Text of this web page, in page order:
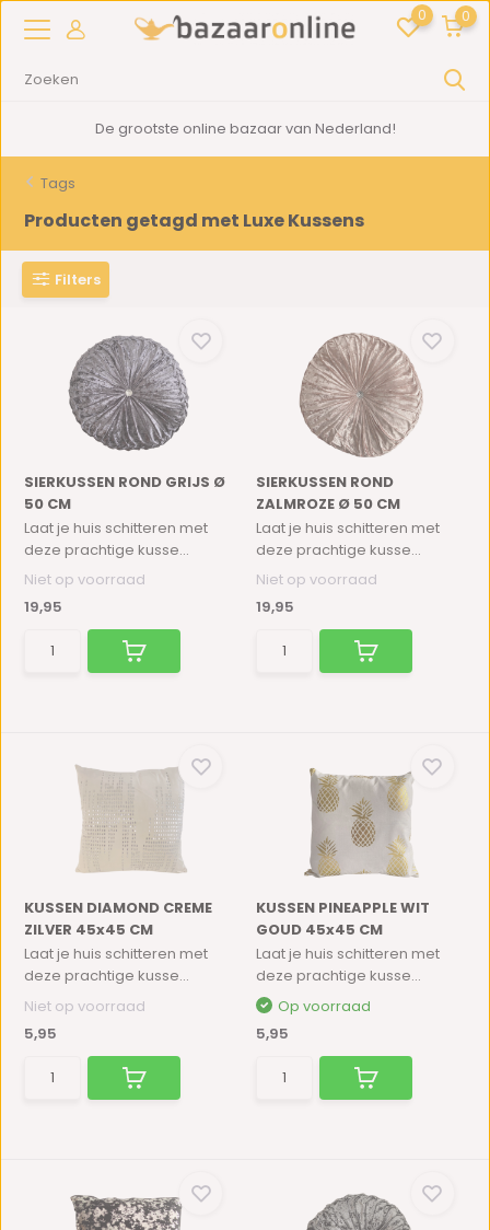
0 0
De grootste online bazaar van Nederland!
Tags
Producten getagd met Luxe Kussens
Filters
SIERKUSSEN ROND GRIJS Ø
50 CM
Laat je huis schitteren met
deze prachtige kusse...
Niet op voorraad
19,95
SIERKUSSEN ROND
ZALMROZE Ø 50 CM
Laat je huis schitteren met
deze prachtige kusse...
Niet op voorraad
19,95
KUSSEN DIAMOND CREME
ZILVER 45x45 CM
Laat je huis schitteren met
deze prachtige kusse...
Niet op voorraad
5,95
KUSSEN PINEAPPLE WIT
GOUD 45x45 CM
Laat je huis schitteren met
deze prachtige kusse...
Op voorraad
5,95